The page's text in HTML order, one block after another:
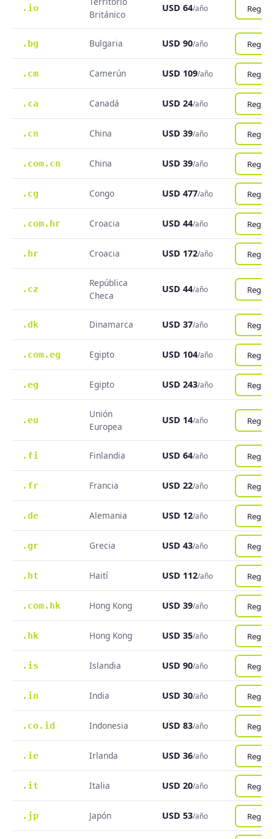
.io
Británico
USD 64/año
.bg Bulgaria USD 90/año
.cm Camerún USD 109/año
.ca Canadá USD 24/año
.cn China USD 39/año
.com.cn China USD 39/año
.cg Congo USD 477/año
.com.hr Croacia USD 44/año
.hr Croacia USD 172/año
.cz
República
Checa
USD 44/año
.dk Dinamarca USD 37/año
.com.eg Egipto USD 104/año
.eg Egipto USD 243/año
.eu
Unión
Europea
USD 14/año
.fi Finlandia USD 64/año
.fr Francia USD 22/año
.de Alemania USD 12/año
.gr Grecia USD 43/año
.ht Haití USD 112/año
.com.hk Hong Kong USD 39/año
.hk Hong Kong USD 35/año
.is Islandia USD 90/año
.in India USD 30/año
.co.id Indonesia USD 83/año
.ie Irlanda USD 36/año
.it Italia USD 20/año
.jp Japón USD 53/año